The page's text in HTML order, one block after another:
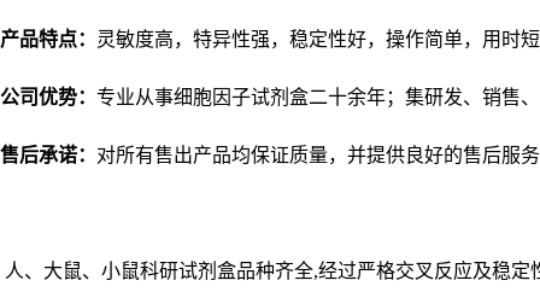
产品特点： 灵敏度高，特异性强，稳定性好，操作简单，用时
公司优势： 专业从事细胞因子试剂盒二十余年；集研发、销售
售后承诺： 对所有售出产品均保证质量，并提供良好的售后服
人、大鼠、小鼠科研试剂盒品种齐全,经过严格交叉反应及稳